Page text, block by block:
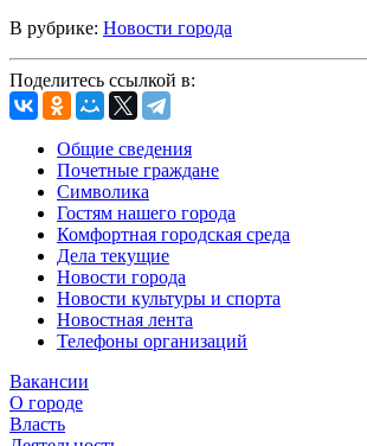
В рубрике: Новости города
Поделитесь ссылкой в:
Общие сведения
Почетные граждане
Символика
Гостям нашего города
Комфортная городская среда
Дела текущие
Новости города
Новости культуры и спорта
Новостная лента
Телефоны организаций
Вакансии
О городе
Власть